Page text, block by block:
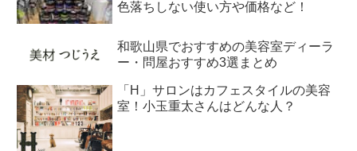
色落ちしない使い方や価格など！
和歌山県でおすすめの美容室ディーラ
ー・問屋おすすめ3選まとめ
「H」サロンはカフェスタイルの美容
室！小玉重太さんはどんな人？